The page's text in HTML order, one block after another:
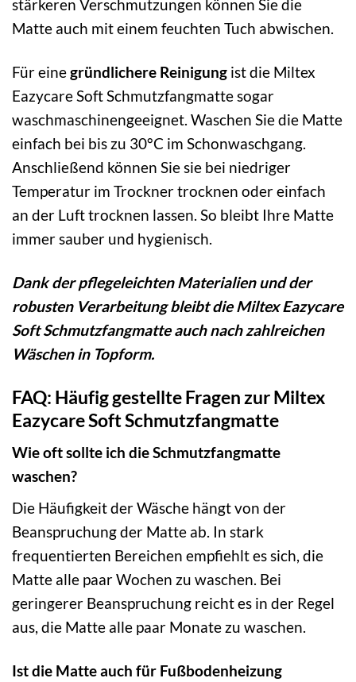
stärkeren Verschmutzungen können Sie die
Matte auch mit einem feuchten Tuch abwischen.
Für einegründlichere Reinigung ist die Miltex
Eazycare Soft Schmutzfangmatte sogar
waschmaschinengeeignet. Waschen Sie die Matte
einfach bei bis zu 30°C im Schonwaschgang.
Anschließend können Sie sie bei niedriger
Temperatur im Trockner trocknen oder einfach
an der Luft trocknen lassen. So bleibt Ihre Matte
immer sauber und hygienisch.
Dank der pflegeleichten Materialien und der
robusten Verarbeitung bleibt die Miltex Eazycare
Soft Schmutzfangmatte auch nach zahlreichen
Wäschen in Topform.
FAQ: Häufig gestellte Fragen zur Miltex
Eazycare Soft Schmutzfangmatte
Wie oft sollte ich die Schmutzfangmatte
waschen?
Die Häufigkeit der Wäsche hängt von der
Beanspruchung der Matte ab. In stark
frequentierten Bereichen empfiehlt es sich, die
Matte alle paar Wochen zu waschen. Bei
geringerer Beanspruchung reicht es in der Regel
aus, die Matte alle paar Monate zu waschen.
Ist die Matte auch für Fußbodenheizung